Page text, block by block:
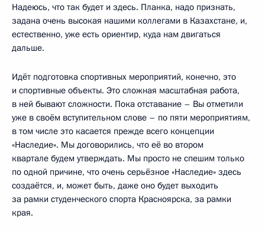
Надеюсь, что так будет и здесь. Планка, надо признать,
задана очень высокая нашими коллегами в Казахстане, и,
естественно, уже есть ориентир, куда нам двигаться
дальше.
Идёт подготовка спортивных мероприятий, конечно, это
и спортивные объекты. Это сложная масштабная работа,
в ней бывают сложности. Пока отставание – Вы отметили
уже в своём вступительном слове – по пяти мероприятиям,
в том числе это касается прежде всего концепции
«Наследие». Мы договорились, что её во втором
квартале будем утверждать. Мы просто не спешим только
по одной причине, что очень серьёзное «Наследие» здесь
создаётся, и, может быть, даже оно будет выходить
за рамки студенческого спорта Красноярска, за рамки
края.